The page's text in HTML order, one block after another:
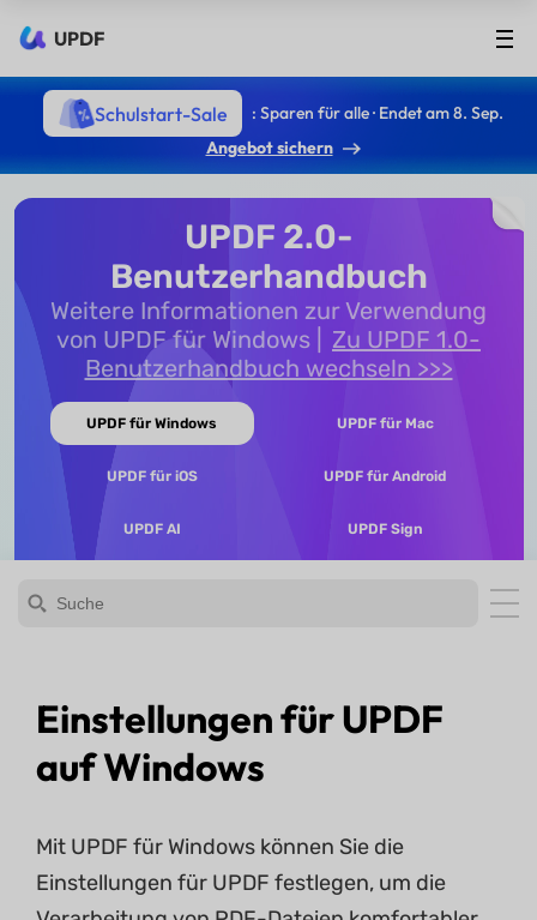
UPDF
Schulstart-Sale
: Sparen für alle · Endet am 8. Sep.
Angebot sichern
UPDF 2.0-
Benutzerhandbuch
Weitere Informationen zur Verwendung
von UPDF für Windows
Zu UPDF 1.0-
Benutzerhandbuch wechseln >>>
UPDF für Windows UPDF für Mac
UPDF für iOS UPDF für Android
UPDF AI UPDF Sign
Einstellungen für UPDF
auf Windows
Mit UPDF für Windows können Sie die
Einstellungen für UPDF festlegen, um die